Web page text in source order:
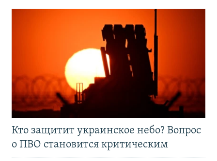
Кто защитит украинское небо? Вопрос
о ПВО становится критическим